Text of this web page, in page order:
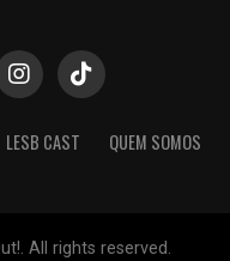
LESB CAST QUEM SOMOS
All rights reserved.